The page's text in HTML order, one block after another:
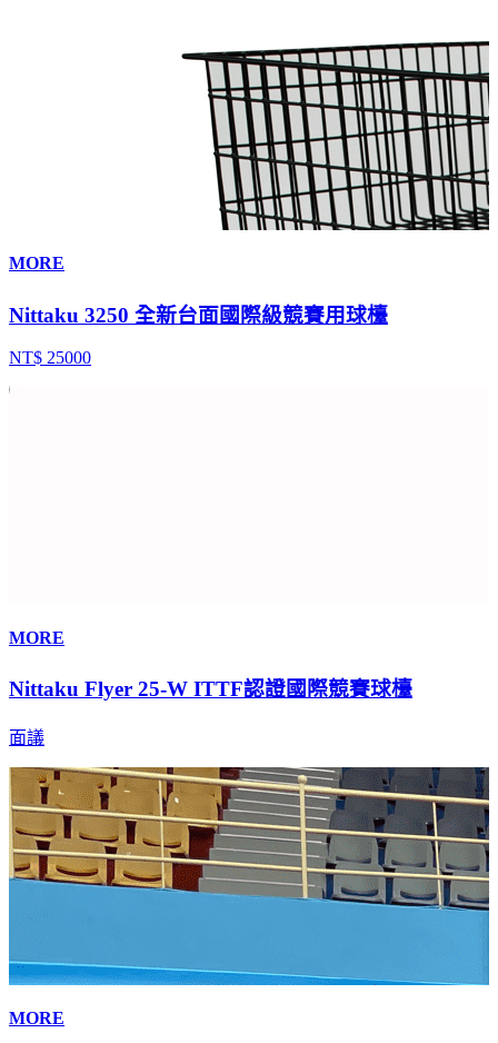
MORE
Nittaku 3250 全新台面國際級競賽用球檯
NT$ 25000
MORE
Nittaku Flyer 25-W ITTF認證國際競賽球檯
面議
MORE